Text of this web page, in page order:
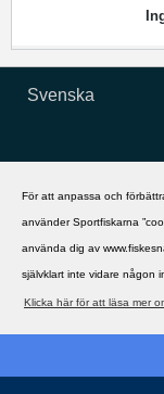
För att anpassa och
använder Sportfiskarna
använda dig av
självklart inte vidare någon
Klicka här för att läsa mer
Svenska
Copyright ©2002